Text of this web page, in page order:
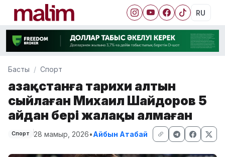
RU
Басты Спорт
Қазақстанға тарихи алтын
сыйлаған Михаил Шайдоров 5
айдан бері жалақы алмаған
Спорт 28 мамыр, 2026•Айбын Атабай